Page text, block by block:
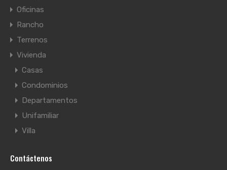
Oficinas
Rancho
Terrenos
Vivienda
Casas
Condominios
Departamentos
Unifamiliar
Villa
Contáctenos